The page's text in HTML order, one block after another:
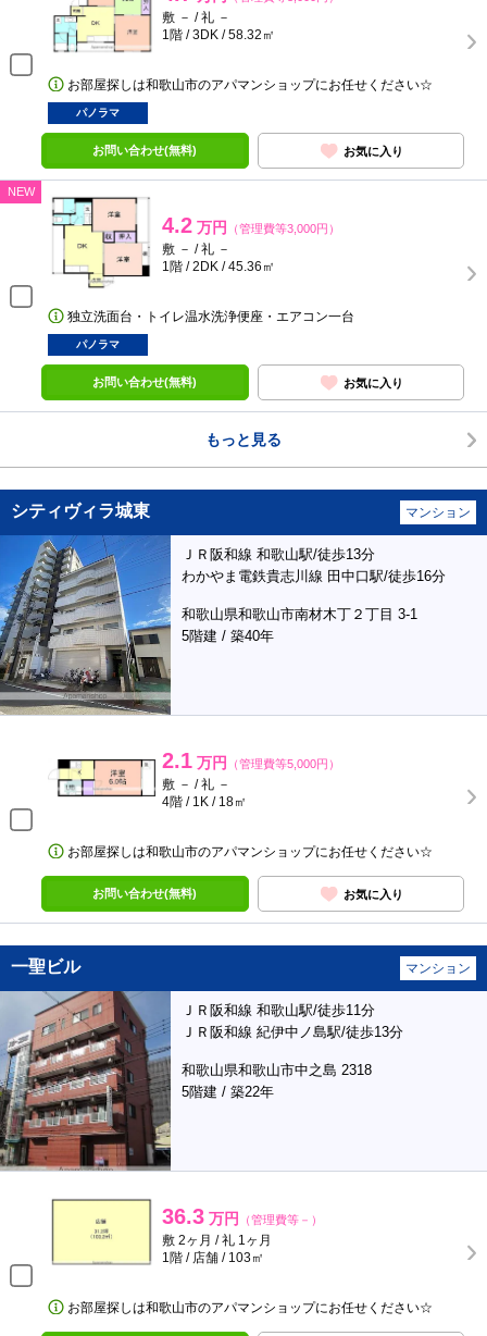
敷 － / 礼 －
1階 / 3DK / 58.32㎡
お部屋探しは和歌山市のアパマンショップにお任せください☆
パノラマ
お問い合わせ(無料) お気に入り
NEW
4.2 万円 （管理費等3,000円）
敷 － / 礼 －
1階 / 2DK / 45.36㎡
独立洗面台・トイレ温水洗浄便座・エアコン一台
パノラマ
お問い合わせ(無料) お気に入り
もっと見る
シティヴィラ城東 マンション
ＪＲ阪和線 和歌山駅/徒歩13分
わかやま電鉄貴志川線 田中口駅/徒歩16分
和歌山県和歌山市南材木丁２丁目 3-1
5階建 / 築40年
2.1 万円 （管理費等5,000円）
敷 － / 礼 －
4階 / 1K / 18㎡
お部屋探しは和歌山市のアパマンショップにお任せください☆
お問い合わせ(無料) お気に入り
一聖ビル マンション
ＪＲ阪和線 和歌山駅/徒歩11分
ＪＲ阪和線 紀伊中ノ島駅/徒歩13分
和歌山県和歌山市中之島 2318
5階建 / 築22年
36.3 万円 （管理費等－）
敷 2ヶ月 / 礼 1ヶ月
1階 / 店舗 / 103㎡
お部屋探しは和歌山市のアパマンショップにお任せください☆